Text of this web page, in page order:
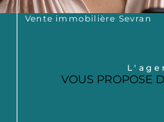
Vente immobilière Sevran
VOUS PROPOSE